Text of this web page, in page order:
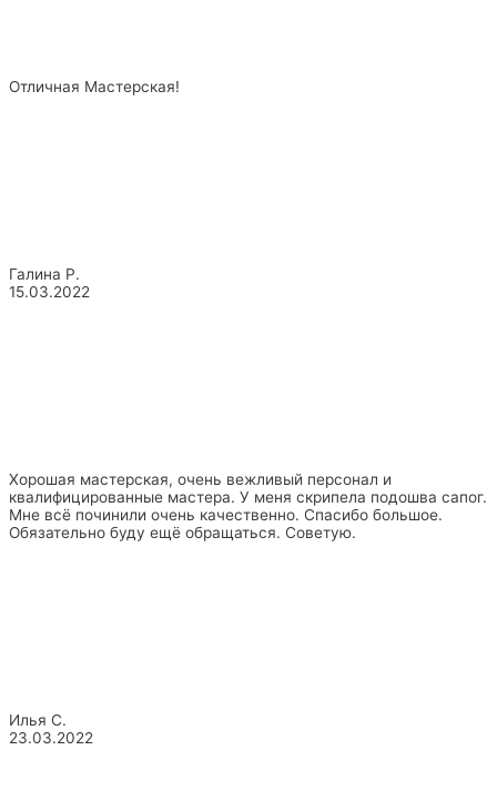
Отличная Мастерская!
Галина Р.
15.03.2022
Хорошая мастерская, очень вежливый персонал и
квалифицированные мастера. У меня скрипела подошва сапог.
Мне всё починили очень качественно. Спасибо большое.
Обязательно буду ещё обращаться. Советую.
Илья С.
23.03.2022